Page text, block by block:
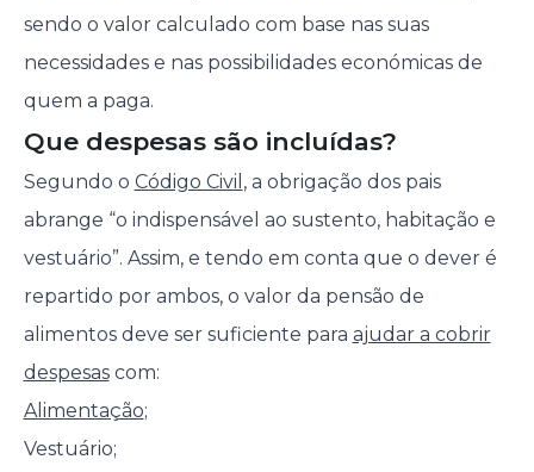
sendo o valor calculado com base nas suas
necessidades e nas possibilidades económicas de
quem a paga.
Que despesas são incluídas?
Segundo o Código Civil , a obrigação dos pais
abrange “o indispensável ao sustento, habitação e
vestuário”. Assim, e tendo em conta que o dever é
repartido por ambos, o valor da pensão de
alimentos deve ser suficiente para ajudar a cobrir
despesascom:
Alimentação;
Vestuário;